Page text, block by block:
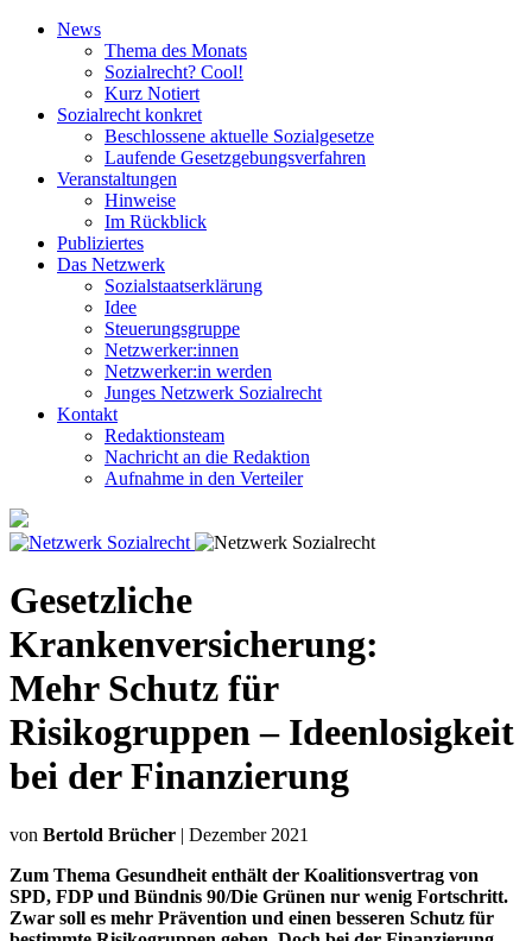
News
Thema des Monats
Sozialrecht? Cool!
Kurz Notiert
Sozialrecht konkret
Beschlossene aktuelle Sozialgesetze
Laufende Gesetz­gebungs­verfahren
Veranstaltungen
Hinweise
Im Rückblick
Publiziertes
Das Netzwerk
Sozial­staats­erklärung
Idee
Steuerungsgruppe
Netzwerker:innen
Netzwerker:in werden
Junges Netzwerk Sozialrecht
Kontakt
Redaktionsteam
Nachricht an die Redaktion
Aufnahme in den Verteiler
Gesetzliche
Krankenversicherung:
Mehr Schutz für
Risikogruppen – Ideenlosigkeit
bei der Finanzierung
von Bertold Brücher | Dezember 2021
Zum Thema Gesundheit enthält der Koalitionsvertrag von
SPD, FDP und Bündnis 90/Die Grünen nur wenig Fortschritt.
Zwar soll es mehr Prävention und einen besseren Schutz für